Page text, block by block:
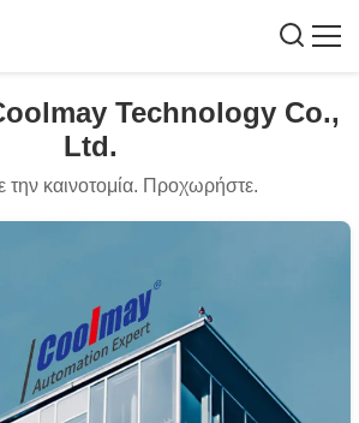
Technology Co.,
Ltd.
την καινοτομία. Προχωρήστε.